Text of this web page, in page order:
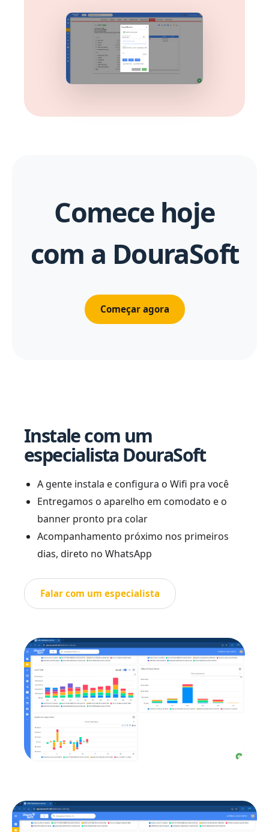
Comece hoje
com a DouraSoft
Começar agora
Instale com um
especialista DouraSoft
A gente instala e configura o Wifi pra você
Entregamos o aparelho em comodato e o
banner pronto pra colar
Acompanhamento próximo nos primeiros
dias, direto no WhatsApp
Falar com um especialista